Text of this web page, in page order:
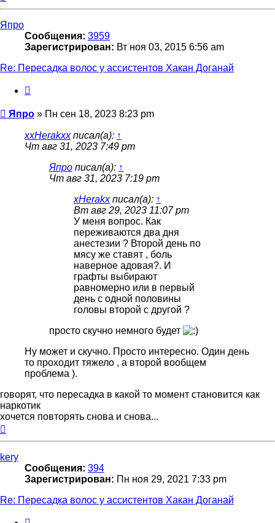
Япро
Сообщения: 3959
Зарегистрирован: Вт ноя 03, 2015 6:56 am
Re: Пересадка волос у ассистентов Хакан Доганай
Сообщение
Япро » Пн сен 18, 2023 8:23 pm
xxHerakxxписал(а): ↑
Чт авг 31, 2023 7:49 pm
Япро писал(а): ↑
Чт авг 31, 2023 7:19 pm
xHerakxписал(а): ↑
Вт авг 29, 2023 11:07 pm
У меня вопрос. Как
переживаются два дня
анестезии ? Второй день по
мясу же ставят , боль
наверное адовая?. И
графты выбирают
равномерно или в первый
день с одной половины
головы второй с другой ?
просто скучно немного будет
Ну может и скучно. Просто интересно. Один день
то проходит тяжело , а второй вообщем
проблема ).
говорят, что пересадка в какой то момент становится как
наркотик
хочется повторять снова и снова...
kery
Сообщения: 394
Зарегистрирован: Пн ноя 29, 2021 7:33 pm
Re: Пересадка волос у ассистентов Хакан Доганай